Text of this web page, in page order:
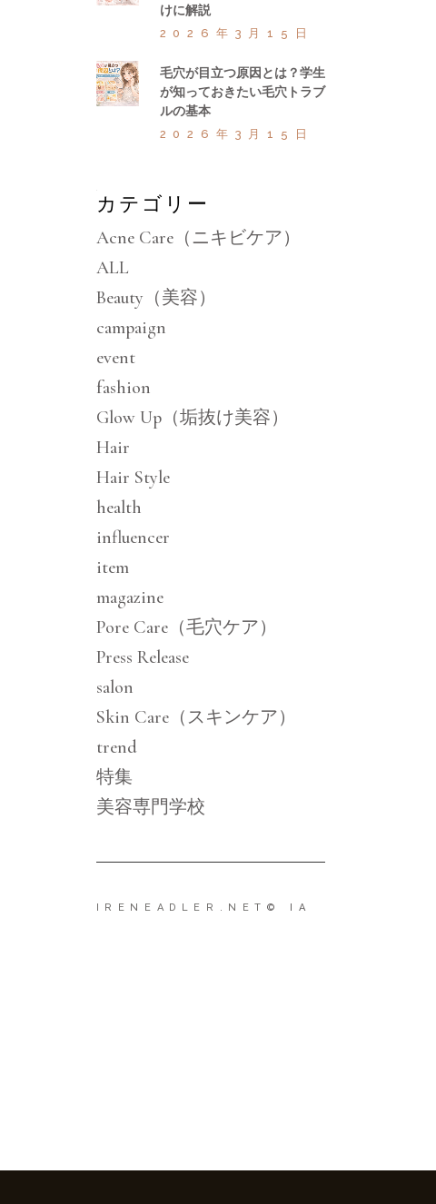
けに解説
2026年3月15日
毛穴が目立つ原因とは？学生
が知っておきたい毛穴トラブ
ルの基本
2026年3月15日
カテゴリー
Acne Care（ニキビケア）
ALL
Beauty（美容）
campaign
event
fashion
Glow Up（垢抜け美容）
Hair
Hair Style
health
influencer
item
magazine
Pore Care（毛穴ケア）
Press Release
salon
Skin Care（スキンケア）
trend
特集
美容専門学校
IRENEADLER.NET © IA